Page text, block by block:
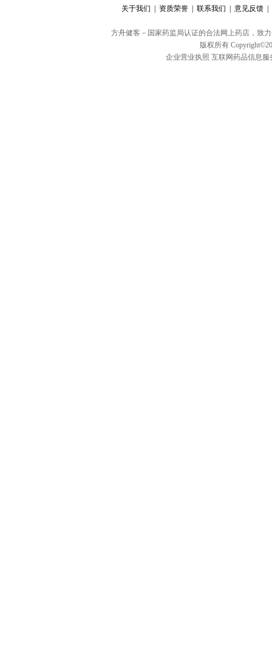
关于我们 | 资质荣誉 | 联系我们 | 意见反馈 |
方舟健客－国家药监局认证的合法网上药店，致
版权所有
企业营业执照 互联网药品信息服